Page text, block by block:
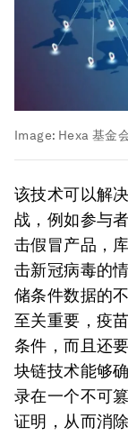
Image: Hexa 基金
该技术可以解
战，例如参与
击假冒产品，
击新冠病毒的
储条件数据的
至关重要，疫
条件，而且还
块链技术能够
录在一个不可
证明，从而消